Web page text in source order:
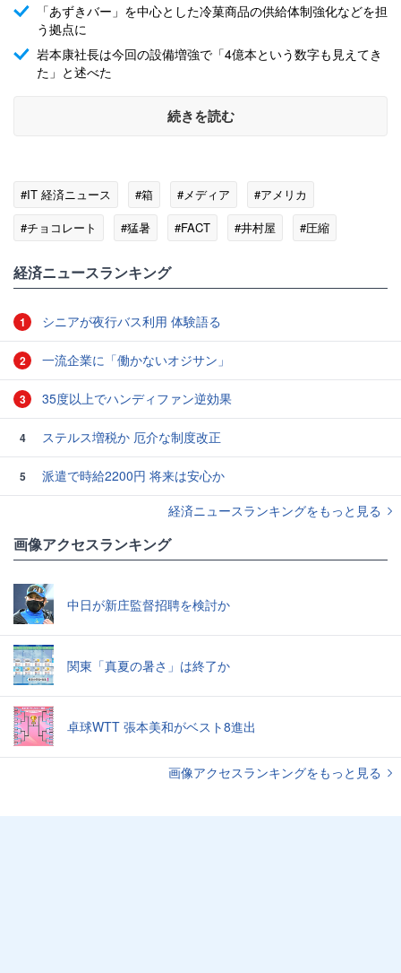
「あずきバー」を中心とした冷菓商品の供給体制強化などを担
う拠点に
岩本康社長は今回の設備増強で「4億本という数字も見えてき
た」と述べた
続きを読む
#IT 経済ニュース #箱 #メディア
#アメリカ
#チョコレート
#猛暑 #FACT #井村屋 #圧縮
経済ニュースランキング
1 シニアが夜行バス利用 体験語る
2 一流企業に「働かないオジサン」
3 35度以上でハンディファン逆効果
4 ステルス増税か 厄介な制度改正
5
派遣で時給2200円 将来は安心か
経済ニュースランキングをもっと見る
画像アクセスランキング
中日が新庄監督招聘を検討か
関東「真夏の暑さ」は終了か
卓球WTT 張本美和がベスト8進出
画像アクセスランキングをもっと見る